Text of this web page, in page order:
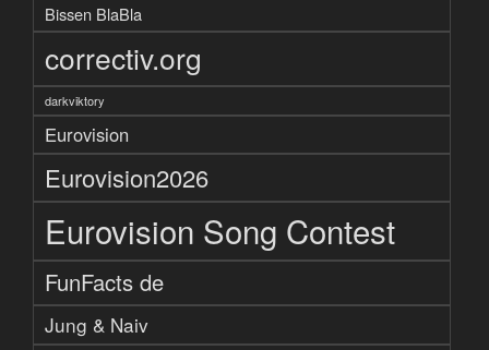
Bissen BlaBla
correctiv.org
darkviktory
Eurovision
Eurovision2026
Eurovision Song Contest
FunFacts de
Jung & Naiv